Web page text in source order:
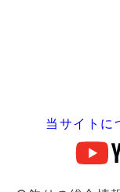
当サイトに